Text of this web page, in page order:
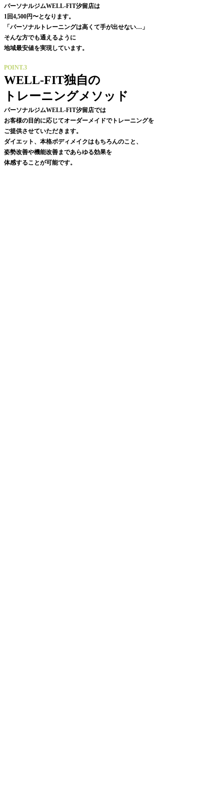
パーソナルジムWELL-FIT汐留店は
1回4,500円〜となります。
「パーソナルトレーニングは高くて手が出せない…」
そんな方でも通えるように
地域最安値を実現しています。
POINT.3
WELL-FIT独自の
トレーニングメソッド
パーソナルジムWELL-FIT汐留店では
お客様の目的に応じてオーダーメイドでトレーニングを
ご提供させていただきます。
ダイエット、本格ボディメイクはもちろんのこと、
姿勢改善や機能改善まであらゆる効果を
体感することが可能です。